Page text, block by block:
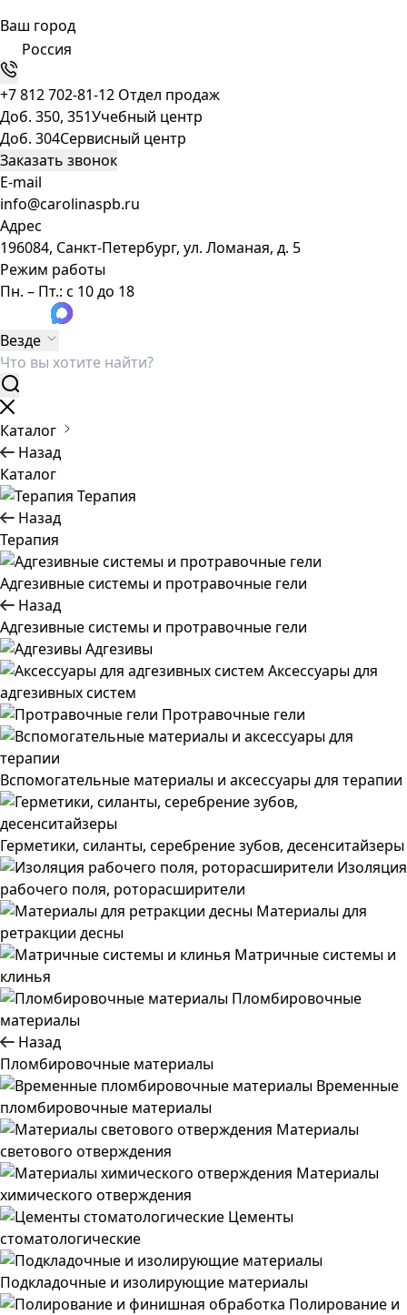
Ваш город
Россия
+7 812 702-81-12 Отдел продаж
Доб. 350, 351Учебный центр
Доб. 304Сервисный центр
Заказать звонок
E-mail
info@carolinaspb.ru
Адрес
196084, Санкт-Петербург, ул. Ломаная, д. 5
Режим работы
Пн. – Пт.: с 10 до 18
Везде
Каталог
Назад
Каталог
Терапия
Назад
Терапия
Адгезивные системы и протравочные гели
Назад
Адгезивные системы и протравочные гели
Адгезивы
Аксессуары для
адгезивных систем
Протравочные гели
Вспомогательные материалы и аксессуары для терапии
Герметики, силанты, серебрение зубов, десенситайзеры
Изоляция
рабочего поля, роторасширители
Материалы для
ретракции десны
Матричные системы и
клинья
Пломбировочные
материалы
Назад
Пломбировочные материалы
Временные
пломбировочные материалы
Материалы
светового отверждения
Материалы
химического отверждения
Цементы
стоматологические
Подкладочные и изолирующие материалы
Полирование и